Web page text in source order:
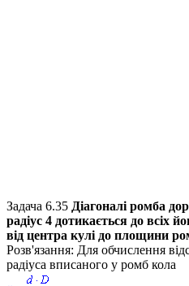
Задача 6.35 Діагоналі ромба
радіус 4 дотикається до всіх
від центра кулі до площини
Розв'язання: Для обчислення
радіуса вписаного у ромб кола